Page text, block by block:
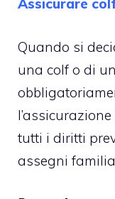
Assicurare
Quando si
una colf o di
tutti i diritti
assegni